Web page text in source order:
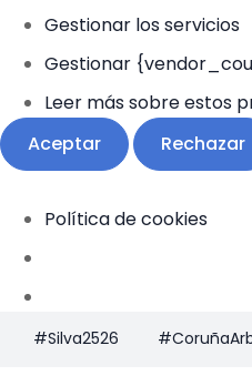
Gestionar los servicios
Gestionar
Leer más sobre estos
Aceptar
Rechazar
Política de cookies
#Silva2526